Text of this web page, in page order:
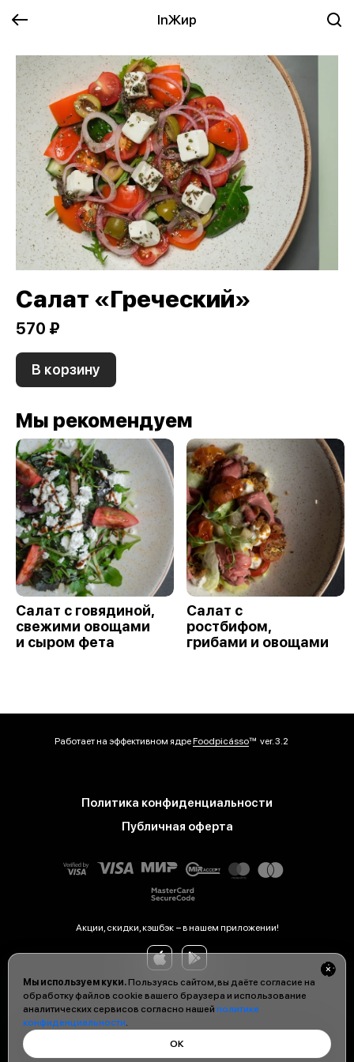
InЖир
Мы используем куки.Пользуясь сайтом, вы даёте согласие на
обработку файлов cookie вашего браузера и использование
аналитических сервисов согласно нашей политике
конфиденциальности.
ОК
Салат «Греческий»
570 ₽
В корзину
Мы рекомендуем
Салат с говядиной,
свежими овощами
и сыром фета
Салат с
ростбифом,
грибами и овощами
Работает на эффективном ядреFoodpicássover. 3.2
Политика конфиденциальности
Публичная оферта
Акции, скидки, кэшбэк − в нашем приложении!